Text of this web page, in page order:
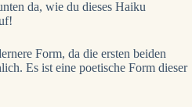
da, wie du dieses Haiku
Form, da die ersten beiden
Es ist eine poetische Form dieser